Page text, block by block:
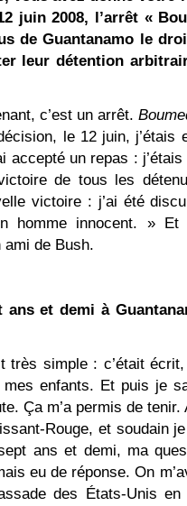
juin 2008, l’arrêt «
de Guantanamo le
leur détention
c’est un arrêt.
le 12 juin, j’étais
accepté un repas :
de tous les
victoire : j’ai été
homme innocent. » Et
ami de Bush.
ans et demi à
très simple : c’était
enfants. Et puis je
Ça m’a permis de
Rouge, et soudain
ans et demi, ma
eu de réponse. On
des États-Unis